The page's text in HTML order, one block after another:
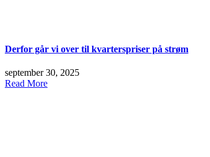
Derfor går vi over til kvarterspriser på strøm
september 30, 2025
Read More